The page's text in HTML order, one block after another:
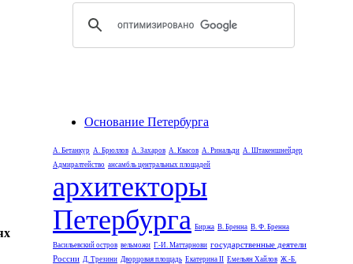
Основание Петербурга
А. Бетанкур А. Брюллов А. Захаров А. Квасов А. Ринальди А. Штакеншнейдер
Адмиралтейство ансамбль центральных площадей
архитекторы
Петербурга Биржа В. Бренна В. Ф. Бренна
Васильевский остров вельможи Г.-И. Маттарнови государственные деятели
России Д. Трезини Дворцовая площадь Екатерина II Емельян Хайлов Ж.-Б.